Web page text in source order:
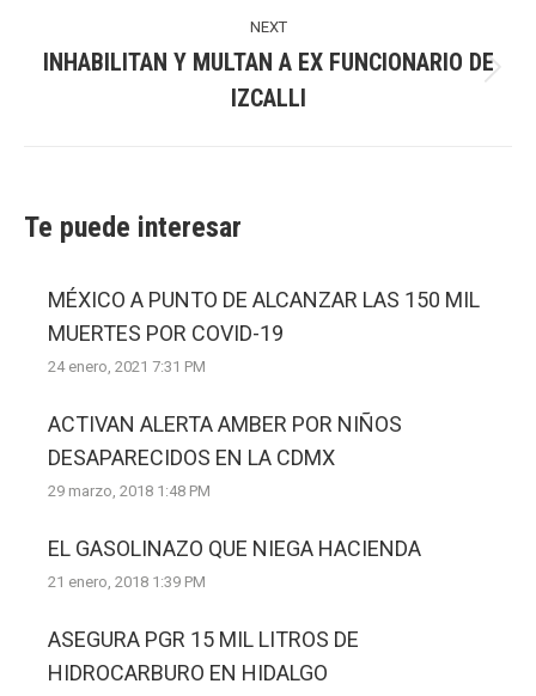
NEXT
post:
INHABILITAN Y MULTAN A EX FUNCIONARIO DE
IZCALLI
Te puede interesar
MÉXICO A PUNTO DE ALCANZAR LAS 150 MIL
MUERTES POR COVID-19
24 enero, 2021 7:31 PM
ACTIVAN ALERTA AMBER POR NIÑOS
DESAPARECIDOS EN LA CDMX
29 marzo, 2018 1:48 PM
EL GASOLINAZO QUE NIEGA HACIENDA
21 enero, 2018 1:39 PM
ASEGURA PGR 15 MIL LITROS DE
HIDROCARBURO EN HIDALGO